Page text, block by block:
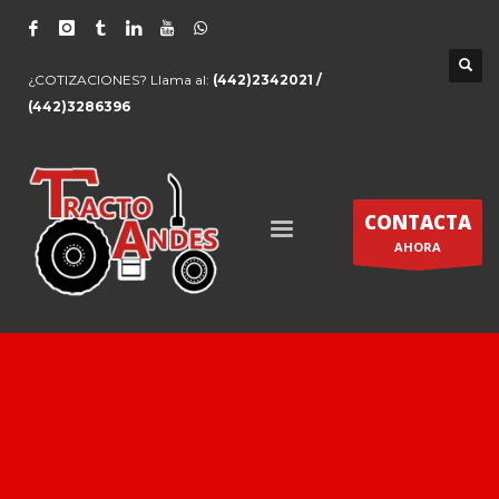
¿COTIZACIONES? Llama al: (442)2342021 /
(442)3286396
CONTACTA
AHORA